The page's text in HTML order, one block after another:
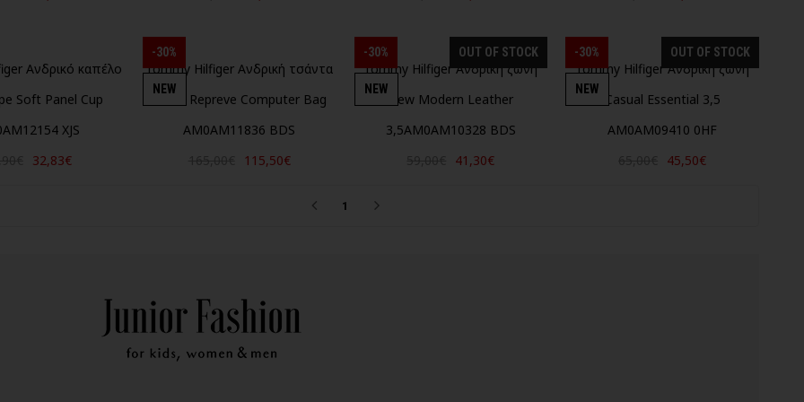
Ανδρικό καπέλο
Soft Panel Cup
XJS
32,83€
-30%
NEW
Tommy Hilfiger Ανδρική τσάντα
Urban Repreve Computer Bag
AM0AM11836 BDS
115,50€
-30% OUT OF STOCK
NEW
Tommy Hilfiger Ανδρική ζώνη
New Modern Leather
3,5AM0AM10328 BDS
41,30€
-30% OUT OF STOCK
NEW
Tommy Hilfiger Ανδρική ζώνη
Casual Essential 3,5
AM0AM09410 0HF
45,50€
1